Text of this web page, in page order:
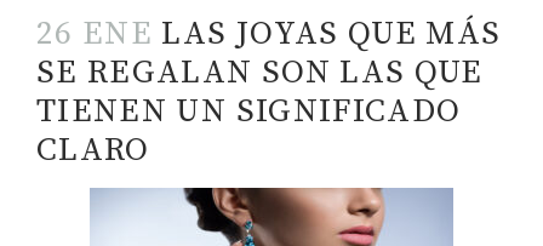
26 ENE LAS JOYAS QUE MÁS
SE REGALAN SON LAS QUE
TIENEN UN SIGNIFICADO
CLARO